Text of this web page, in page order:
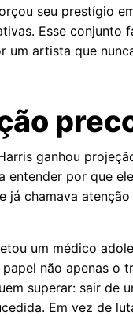
seu prestígio
Esse conjunto
um artista que
ganhou
entender por que
já chamava
um médico
não apenas o
superar: sair de
Em vez de